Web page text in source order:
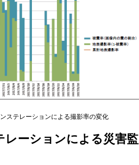
ステレーションによる撮影率の変化
レーションによる災害監